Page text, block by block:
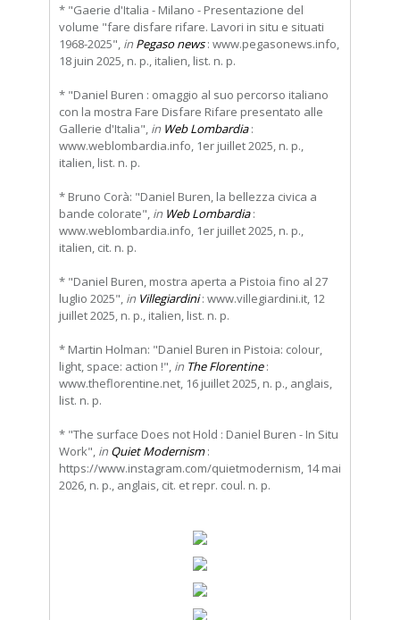
* "Gaerie d'Italia - Milano - Presentazione del
volume "fare disfare rifare. Lavori in situ e situati
1968-2025", in Pegaso news: www.pegasonews.info,
18 juin 2025, n. p., italien, list. n. p.
* "Daniel Buren : omaggio al suo percorso italiano
con la mostra Fare Disfare Rifare presentato alle
Gallerie d'Italia", in Web Lombardia:
www.weblombardia.info, 1er juillet 2025, n. p.,
italien, list. n. p.
* Bruno Corà: "Daniel Buren, la bellezza civica a
bande colorate", in Web Lombardia:
www.weblombardia.info, 1er juillet 2025, n. p.,
italien, cit. n. p.
* "Daniel Buren, mostra aperta a Pistoia fino al 27
luglio 2025", in Villegiardini: www.villegiardini.it, 12
juillet 2025, n. p., italien, list. n. p.
* Martin Holman: "Daniel Buren in Pistoia: colour,
light, space: action !", in The Florentine:
www.theflorentine.net, 16 juillet 2025, n. p., anglais,
list. n. p.
* "The surface Does not Hold : Daniel Buren - In Situ
Work", in Quiet Modernism:
https://www.instagram.com/quietmodernism, 14 mai
2026, n. p., anglais, cit. et repr. coul. n. p.